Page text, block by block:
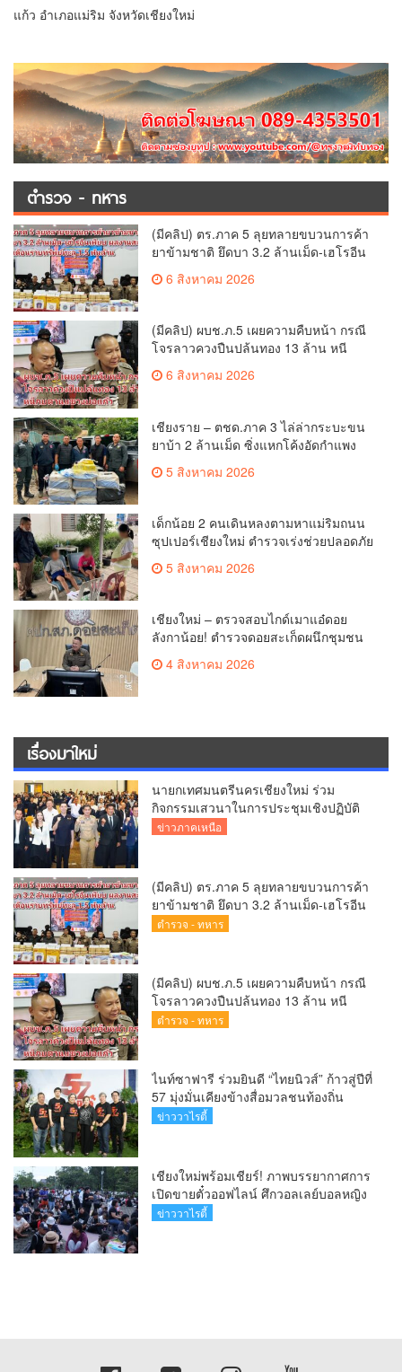
แก้ว อำเภอแม่ริม จังหวัดเชียงใหม่
ตำรวจ - ทหาร
(มีคลิป) ตร.ภาค 5 ลุยทลายขบวนการค้า
ยาข้ามชาติ ยึดบา 3.2 ล้านเม็ด-เฮโรอีน
ทะลุ 1.5 พันล้าน
6 สิงหาคม 2026
(มีคลิป) ผบช.ภ.5 เผยความคืบหน้า กรณี
โจรลาวควงปืนปล้นทอง 13 ล้าน หนี
กบดานแขวงบ่อแก้ว
6 สิงหาคม 2026
เชียงราย – ตชด.ภาค 3 ไล่ล่ากระบะขน
ยาบ้า 2 ล้านเม็ด ซิ่งแหกโค้งอัดกำแพง
5 สิงหาคม 2026
เด็กน้อย 2 คนเดินหลงตามหาแม่ริมถนน
ซุปเปอร์เชียงใหม่ ตำรวจเร่งช่วยปลอดภัย
แล้ว5 สิงหาคม 2026
เชียงใหม่ – ตรวจสอบไกด์เมาแอ๋ดอย
ลังกาน้อย! ตำรวจดอยสะเก็ดผนึกชุมชน
สยบดราม่าโซเชียล ส่งตัวบำบัดด่วน
สร้างความมั่นใจให้นักท่องเที่ยว
4 สิงหาคม 2026
เรื่องมาใหม่
นายกเทศมนตรีนครเชียงใหม่ ร่วม
กิจกรรมเสวนาในการประชุมเชิงปฏิบัติ
การป้องกันการทุจริตเชิงรุก ขับเคลื่อน
ข่าวภาคเหนือ
(มีคลิป) ตร.ภาค 5 ลุยทลายขบวนการค้า
ยาข้ามชาติ ยึดบา 3.2 ล้านเม็ด-เฮโรอีน
เพียบ ผลงานสะสม 10 เดือนรวบทรัพย์
ตำรวจ - ทหาร
(มีคลิป) ผบช.ภ.5 เผยความคืบหน้า กรณี
โจรลาวควงปืนปล้นทอง 13 ล้าน หนี
กบดานแขวงบ่อแก้ว
ตำรวจ - ทหาร
ไนท์ซาฟารี ร่วมยินดี “ไทยนิวส์” ก้าวสู่ปีที่
57 มุ่งมั่นเคียงข้างสื่อมวลชนท้องถิ่น
ข่าววาไรตี้
เชียงใหม่พร้อมเชียร์! ภาพบรรยากาศการ
เปิดขายตั๋วออฟไลน์ ศึกวอลเลย์บอลหญิง
‘BYD DMI 6th SEA V Cup’ 6 ส.ค. นี้ รวม
ข่าววาไรตี้